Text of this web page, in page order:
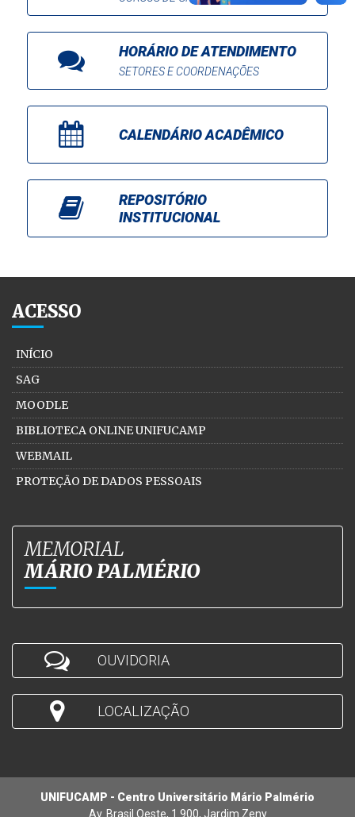
HORÁRIO DE ATENDIMENTO
SETORES E COORDENAÇÕES
CALENDÁRIO ACADÊMICO
REPOSITÓRIO
INSTITUCIONAL
ACESSO
INÍCIO
SAG
MOODLE
BIBLIOTECA ONLINE UNIFUCAMP
WEBMAIL
PROTEÇÃO DE DADOS PESSOAIS
MEMORIAL
MÁRIO PALMÉRIO
OUVIDORIA
LOCALIZAÇÃO
UNIFUCAMP - Centro Universitário Mário Palmério
Av. Brasil Oeste, 1.900, Jardim Zeny